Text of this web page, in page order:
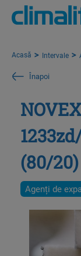
Acasă Intervale
Înapoi
(80/20)
Agenți de